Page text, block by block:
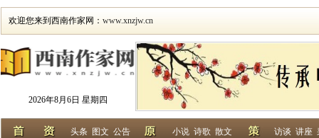
欢迎您来到西南作家网： www.xnzjw.cn
2026年8月6日 星期四
头条 图文 公告
小说 诗歌 散文
访谈 讲座